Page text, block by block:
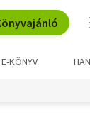
E-KÖNYV